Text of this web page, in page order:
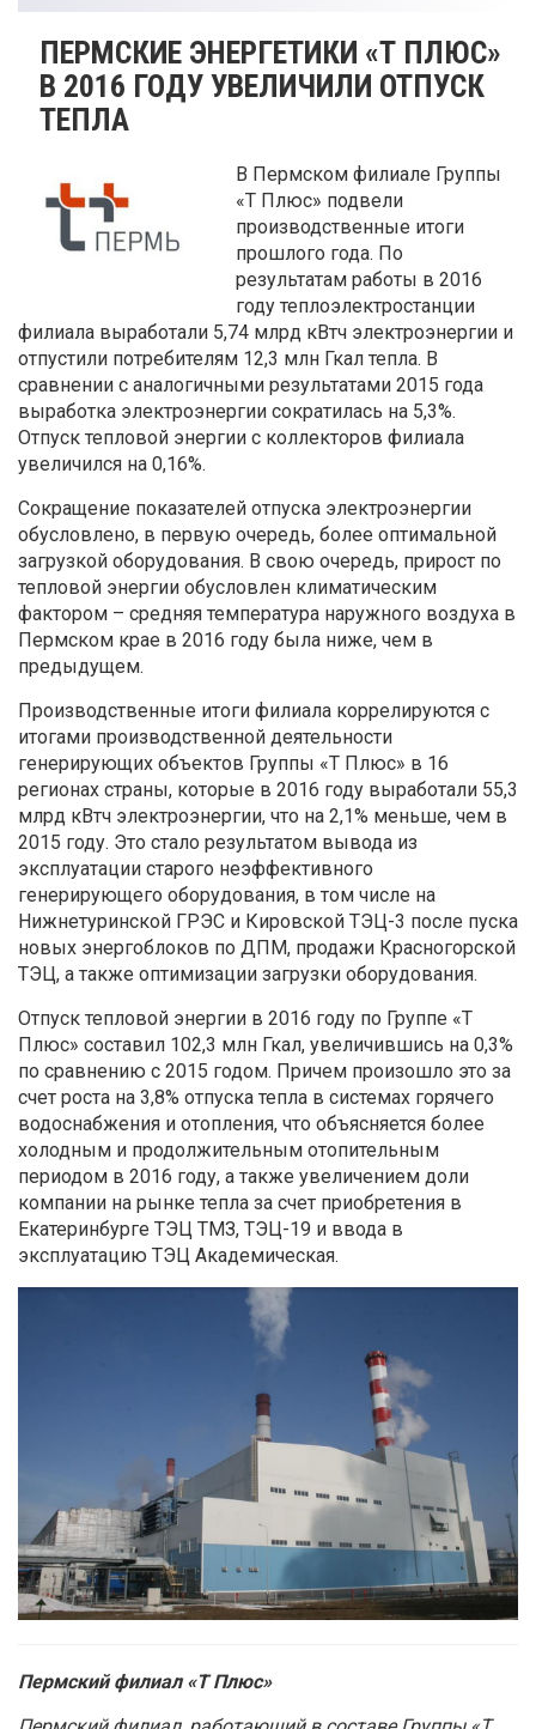
ПЕРМСКИЕ ЭНЕРГЕТИКИ «Т ПЛЮС»
В 2016 ГОДУ УВЕЛИЧИЛИ ОТПУСК
ТЕПЛА
В Пермском филиале Группы
«Т Плюс» подвели
производственные итоги
прошлого года. По
результатам работы в 2016
году теплоэлектростанции
филиала выработали 5,74 млрд кВтч электроэнергии и
отпустили потребителям 12,3 млн Гкал тепла. В
сравнении с аналогичными результатами 2015 года
выработка электроэнергии сократилась на 5,3%.
Отпуск тепловой энергии с коллекторов филиала
увеличился на 0,16%.
Сокращение показателей отпуска электроэнергии
обусловлено, в первую очередь, более оптимальной
загрузкой оборудования. В свою очередь, прирост по
тепловой энергии обусловлен климатическим
фактором – средняя температура наружного воздуха в
Пермском крае в 2016 году была ниже, чем в
предыдущем.
Производственные итоги филиала коррелируются с
итогами производственной деятельности
генерирующих объектов Группы «Т Плюс» в 16
регионах страны, которые в 2016 году выработали 55,3
млрд кВтч электроэнергии, что на 2,1% меньше, чем в
2015 году. Это стало результатом вывода из
эксплуатации старого неэффективного
генерирующего оборудования, в том числе на
Нижнетуринской ГРЭС и Кировской ТЭЦ-3 после пуска
новых энергоблоков по ДПМ, продажи Красногорской
ТЭЦ, а также оптимизации загрузки оборудования.
Отпуск тепловой энергии в 2016 году по Группе «Т
Плюс» составил 102,3 млн Гкал, увеличившись на 0,3%
по сравнению с 2015 годом. Причем произошло это за
счет роста на 3,8% отпуска тепла в системах горячего
водоснабжения и отопления, что объясняется более
холодным и продолжительным отопительным
периодом в 2016 году, а также увеличением доли
компании на рынке тепла за счет приобретения в
Екатеринбурге ТЭЦ ТМЗ, ТЭЦ-19 и ввода в
эксплуатацию ТЭЦ Академическая.
Пермский филиал «Т Плюс»